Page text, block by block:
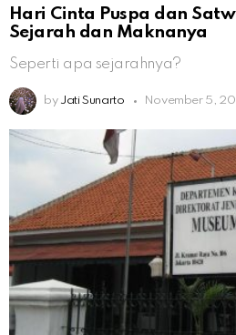
Hari Cinta Puspa dan
Sejarah dan Maknanya
Seperti apa sejarahnya?
by Jati Sunarto November 5,